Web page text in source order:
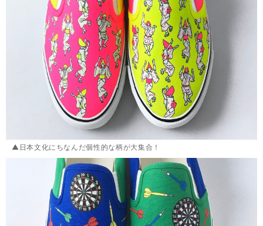
▲日本文化にちなんだ個性的な柄が大集合！